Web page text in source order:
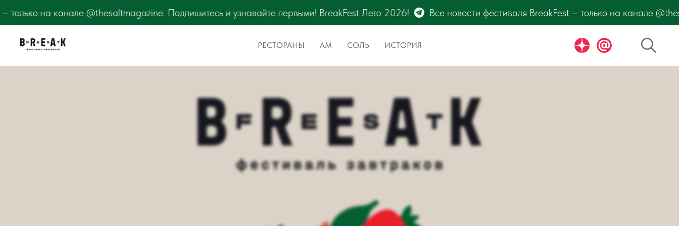
@thesaltmagazine. Подпишитесь и узнавайте первыми! BreakFest Лето 2026! Все новости фестиваля BreakFest – только на канале
РЕСТОРАНЫ АМ СОЛЬ ИСТОРИЯ